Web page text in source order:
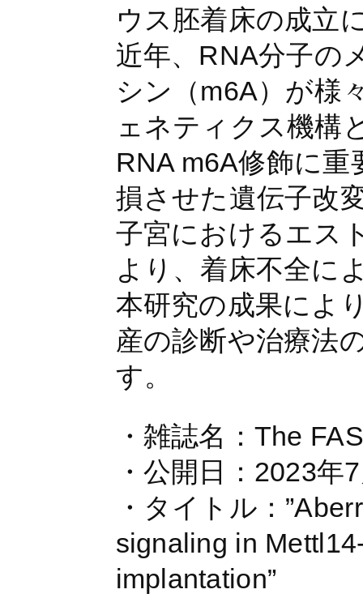
ウス胚着床の成立
近年、RNA分子の
シン（m6A）が様
ェネティクス機構
RNA m6A修飾に
損させた遺伝子改
子宮におけるエス
より、着床不全に
本研究の成果によ
産の診断や治療法
す。
・雑誌名：The
・公開日：2023年
・タイトル：
signaling in
implantation”